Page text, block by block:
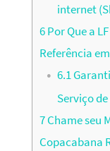
internet
6Por Que a
Referência
6.1
Serviço
7Chame seu
Copacabana